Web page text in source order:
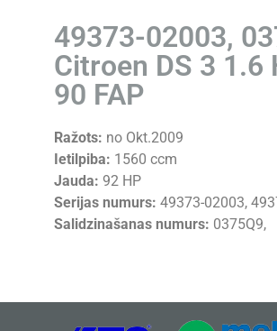
49373-02003,
Citroen DS 3 1.6
90 FAP
Ražots: no Okt.2009
Ietilpiba: 1560 ccm
Jauda: 92 HP
Serijas numurs: 49373-02003,
Salidzinašanas numurs: 0375Q9,